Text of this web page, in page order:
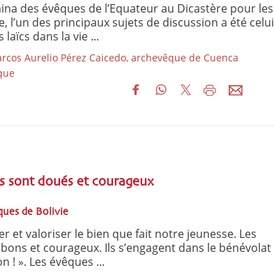
des évêques de l’Equateur au Dicastère pour les
l’un des principaux sujets de discussion a été celui
dans la vie ...
Aurelio Pérez Caicedo, archevêque de Cuenca
sont doués et courageux
de Bolivie
et valoriser le bien que fait notre jeunesse. Les
et courageux. Ils s’engagent dans le bénévolat
! ». Les évêques ...